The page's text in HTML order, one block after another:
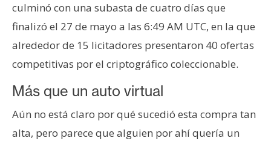
E
t
e
r
e
u
m
culminó con una subasta de cuatro días que
finalizó el 27 de mayo a las 6:49 AM UTC, en la que
alrededor de 15 licitadores presentaron 40 ofertas
competitivas por el criptográfico coleccionable.
Más que un auto virtual
Aún no está claro por qué sucedió esta compra tan
alta, pero parece que alguien por ahí quería un